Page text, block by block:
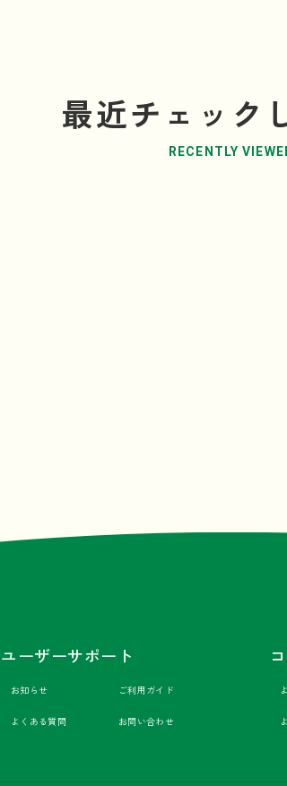
い日本酒とチーズのまろやかさが相
最近チェック
RECENTLY
ユーザーサポート
お知らせ ご利用ガイド
よくある質問 お問い合わせ